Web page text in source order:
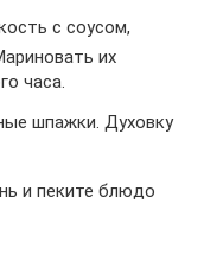
с соусом,
их
часа.
шпажки. Духовку
и пеките блюдо